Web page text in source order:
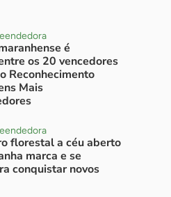
é
os 20 vencedores
Reconhecimento
Mais
florestal a céu aberto
marca e se
conquistar novos